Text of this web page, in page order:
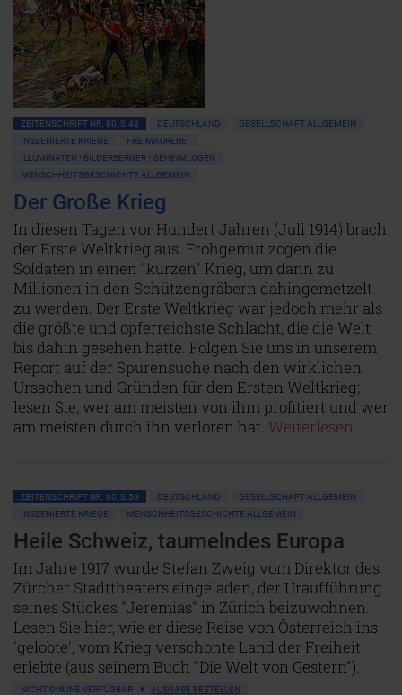
ZEITENSCHRIFT NR. 80, S.48 DEUTSCHLAND
GESELLSCHAFT ALLGEMEIN
INSZENIERTE KRIEGE
FREIMAUREREI
ILLUMINATEN • BILDERBERGER • GEHEIMLOGEN
MENSCHHEITSGESCHICHTE ALLGEMEIN
Der Große Krieg
In diesen Tagen vor Hundert Jahren (Juli 1914) brach
der Erste Weltkrieg aus. Frohgemut zogen die
Soldaten in einen "kurzen" Krieg, um dann zu
Millionen in den Schützengräbern dahingemetzelt
zu werden. Der Erste Weltkrieg war jedoch mehr als
die größte und opferreichste Schlacht, die die Welt
bis dahin gesehen hatte. Folgen Sie uns in unserem
Report auf der Spurensuche nach den wirklichen
Ursachen und Gründen für den Ersten Weltkrieg;
lesen Sie, wer am meisten von ihm profitiert und wer
am meisten durch ihn verloren hat. Weiterlesen...
ZEITENSCHRIFT NR. 80, S.59 DEUTSCHLAND
GESELLSCHAFT ALLGEMEIN
INSZENIERTE KRIEGE
MENSCHHEITSGESCHICHTE ALLGEMEIN
Heile Schweiz, taumelndes Europa
Im Jahre 1917 wurde Stefan Zweig vom Direktor des
Zürcher Stadttheaters eingeladen, der Uraufführung
seines Stückes "Jeremias" in Zürich beizuwohnen.
Lesen Sie hier, wie er diese Reise von Österreich ins
'gelobte', vom Krieg verschonte Land der Freiheit
erlebte (aus seinem Buch "Die Welt von Gestern").
NICHT ONLINE VERFÜGBAR AUSGABE BESTELLEN